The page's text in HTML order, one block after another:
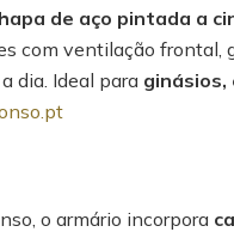
de aço pintada a
com ventilação frontal,
dia. Ideal para ginásios,
o armário incorpora